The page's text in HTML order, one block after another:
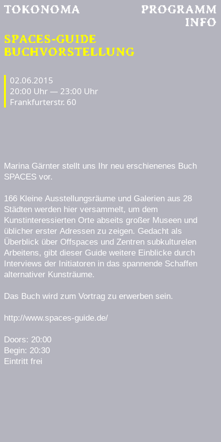
TOKONOMA
PROGRAMM
INFO
SPACES-GUIDE
BUCHVORSTELLUNG
02.06.2015
20:00 Uhr — 23:00 Uhr
Frankfurterstr. 60
Marina Gärnter stellt uns Ihr neu erschienenes Buch
SPACES vor.
166 Kleine Ausstellungsräume und Galerien aus 28
Städten werden hier versammelt, um dem
Kunstinteressierten Orte abseits großer Museen und
üblicher erster Adressen zu zeigen. Gedacht als
Überblick über Offspaces und Zentren subkulturelen
Arbeitens, gibt dieser Guide weitere Einblicke durch
Interviews der Initiatoren in das spannende Schaffen
alternativer Kunsträume.
Das Buch wird zum Vortrag zu erwerben sein.
http://www.spaces-guide.de/
Doors: 20:00
Begin: 20:30
Eintritt frei